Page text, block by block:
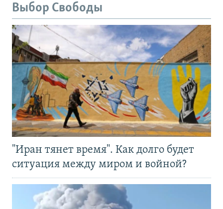
Выбор Свободы
"Иран тянет время". Как долго будет
ситуация между миром и войной?